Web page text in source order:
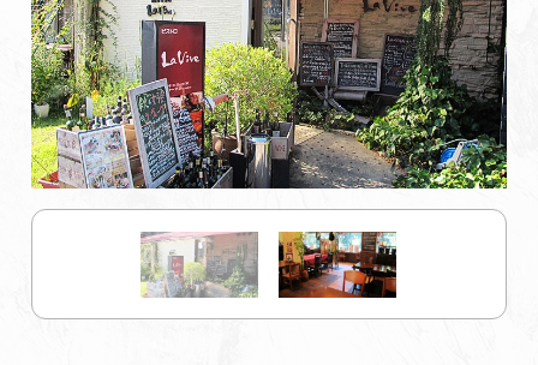
泊まる アクセス
マイページ
初めての加賀温泉郷
加賀に泊まって！北陸巡り♪